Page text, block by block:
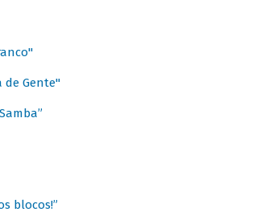
de Gente"
blocos!”